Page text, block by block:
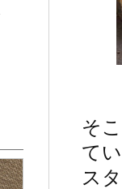
そ
てい
ス